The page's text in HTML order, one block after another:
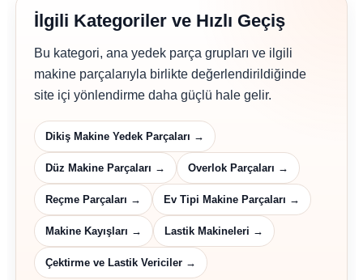
İlgili Kategoriler ve Hızlı Geçiş
Bu kategori, ana yedek parça grupları ve ilgili
makine parçalarıyla birlikte değerlendirildiğinde
site içi yönlendirme daha güçlü hale gelir.
Dikiş Makine Yedek Parçaları →
Düz Makine Parçaları → Overlok Parçaları →
Reçme Parçaları → Ev Tipi Makine Parçaları →
Makine Kayışları → Lastik Makineleri →
Çektirme ve Lastik Vericiler →